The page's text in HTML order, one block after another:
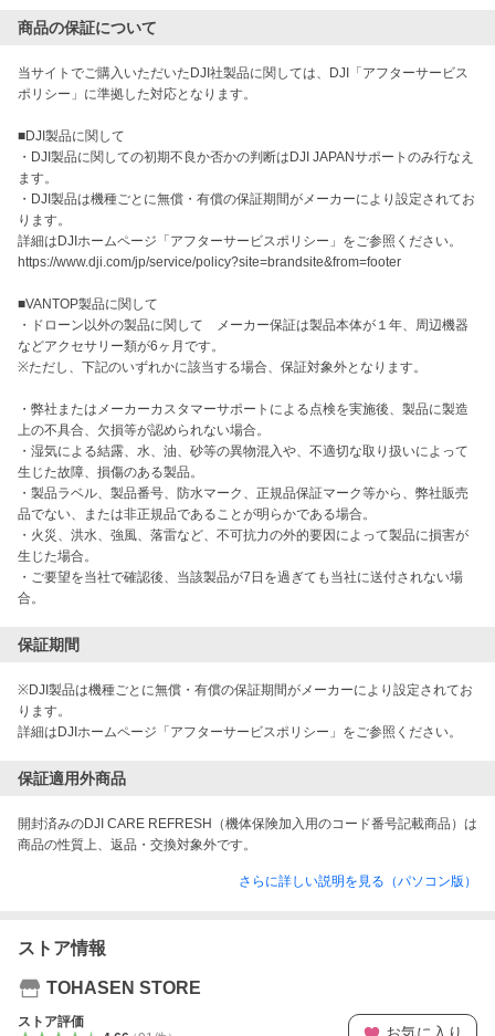
商品の保証について
当サイトでご購入いただいたDJI社製品に関しては、DJI「アフターサービス
ポリシー」に準拠した対応となります。
■DJI製品に関して
・DJI製品に関しての初期不良か否かの判断はDJI JAPANサポートのみ行なえ
ます。
・DJI製品は機種ごとに無償・有償の保証期間がメーカーにより設定されてお
ります。
詳細はDJIホームページ「アフターサービスポリシー」をご参照ください。
https://www.dji.com/jp/service/policy?site=brandsite&from=footer
■VANTOP製品に関して
・ドローン以外の製品に関して　メーカー保証は製品本体が１年、周辺機器
などアクセサリー類が6ヶ月です。
※ただし、下記のいずれかに該当する場合、保証対象外となります。
・弊社またはメーカーカスタマーサポートによる点検を実施後、製品に製造
上の不具合、欠損等が認められない場合。
・湿気による結露、水、油、砂等の異物混入や、不適切な取り扱いによって
生じた故障、損傷のある製品。
・製品ラベル、製品番号、防水マーク、正規品保証マーク等から、弊社販売
品でない、または非正規品であることが明らかである場合。
・火災、洪水、強風、落雷など、不可抗力の外的要因によって製品に損害が
生じた場合。
・ご要望を当社で確認後、当該製品が7日を過ぎても当社に送付されない場
合。
保証期間
※DJI製品は機種ごとに無償・有償の保証期間がメーカーにより設定されてお
ります。
詳細はDJIホームページ「アフターサービスポリシー」をご参照ください。
保証適用外商品
開封済みのDJI CARE REFRESH（機体保険加入用のコード番号記載商品）は
商品の性質上、返品・交換対象外です。
さらに詳しい説明を見る（パソコン版）
ストア情報
TOHASEN STORE
ストア評価